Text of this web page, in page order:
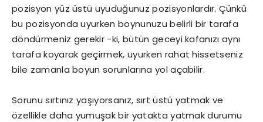
pozisyon yüz üstü uyuduğunuz pozisyonlardır. Çünkü
bu pozisyonda uyurken boynunuzu belirli bir tarafa
döndürmeniz gerekir -ki, bütün geceyi kafanızı aynı
tarafa koyarak geçirmek, uyurken rahat hissetseniz
bile zamanla boyun sorunlarına yol açabilir.
Sorunu sırtınız yaşıyorsanız, sırt üstü yatmak ve
özellikle daha yumuşak bir yatakta yatmak durumu